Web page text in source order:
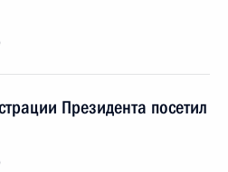
Президента посетил